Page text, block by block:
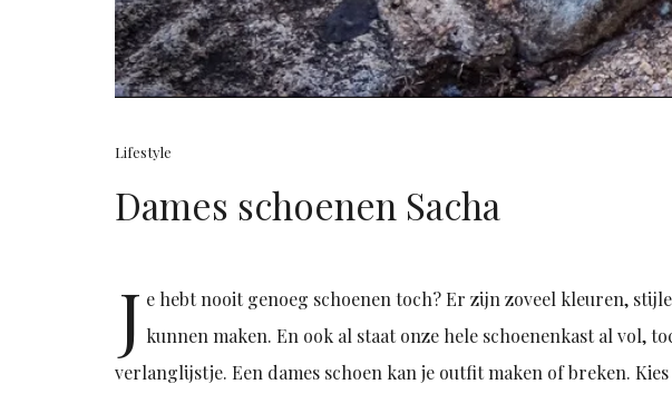
Lifestyle
Dames schoenen Sacha
J e hebt nooit genoeg schoenen toch? Er zijn zoveel kleuren,
kunnen maken. En ook al staat onze hele schoenenkast al vol,
verlanglijstje. Een dames schoen kan je outfit maken of breken.